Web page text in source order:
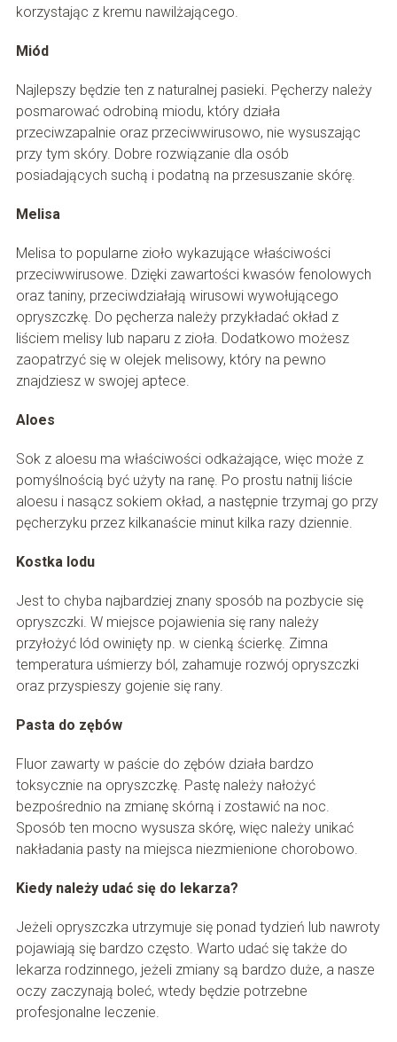
korzystając z kremu nawilżającego.
Miód
Najlepszy będzie ten z naturalnej pasieki. Pęcherzy należy
posmarować odrobiną miodu, który działa
przeciwzapalnie oraz przeciwwirusowo, nie wysuszając
przy tym skóry. Dobre rozwiązanie dla osób
posiadających suchą i podatną na przesuszanie skórę.
Melisa
Melisa to popularne zioło wykazujące właściwości
przeciwwirusowe. Dzięki zawartości kwasów fenolowych
oraz taniny, przeciwdziałają wirusowi wywołującego
opryszczkę. Do pęcherza należy przykładać okład z
liściem melisy lub naparu z zioła. Dodatkowo możesz
zaopatrzyć się w olejek melisowy, który na pewno
znajdziesz w swojej aptece.
Aloes
Sok z aloesu ma właściwości odkażające, więc może z
pomyślnością być użyty na ranę. Po prostu natnij liście
aloesu i nasącz sokiem okład, a następnie trzymaj go przy
pęcherzyku przez kilkanaście minut kilka razy dziennie.
Kostka lodu
Jest to chyba najbardziej znany sposób na pozbycie się
opryszczki. W miejsce pojawienia się rany należy
przyłożyć lód owinięty np. w cienką ścierkę. Zimna
temperatura uśmierzy ból, zahamuje rozwój opryszczki
oraz przyspieszy gojenie się rany.
Pasta do zębów
Fluor zawarty w paście do zębów działa bardzo
toksycznie na opryszczkę. Pastę należy nałożyć
bezpośrednio na zmianę skórną i zostawić na noc.
Sposób ten mocno wysusza skórę, więc należy unikać
nakładania pasty na miejsca niezmienione chorobowo.
Kiedy należy udać się do lekarza?
Jeżeli opryszczka utrzymuje się ponad tydzień lub nawroty
pojawiają się bardzo często. Warto udać się także do
lekarza rodzinnego, jeżeli zmiany są bardzo duże, a nasze
oczy zaczynają boleć, wtedy będzie potrzebne
profesjonalne leczenie.